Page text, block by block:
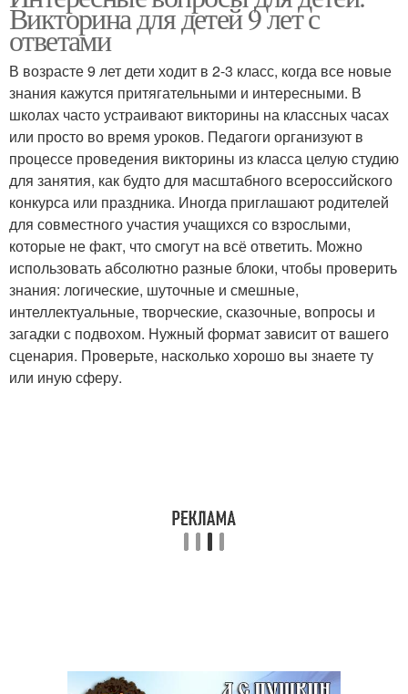
Викторина для детей 9 лет с
ответами
В возрасте 9 лет дети ходит в 2-3 класс, когда все новые
знания кажутся притягательными и интересными. В
школах часто устраивают викторины на классных часах
или просто во время уроков. Педагоги организуют в
процессе проведения викторины из класса целую студию
для занятия, как будто для масштабного всероссийского
конкурса или праздника. Иногда приглашают родителей
для совместного участия учащихся со взрослыми,
которые не факт, что смогут на всё ответить. Можно
использовать абсолютно разные блоки, чтобы проверить
знания: логические, шуточные и смешные,
интеллектуальные, творческие, сказочные, вопросы и
загадки с подвохом. Нужный формат зависит от вашего
сценария. Проверьте, насколько хорошо вы знаете ту
или иную сферу.